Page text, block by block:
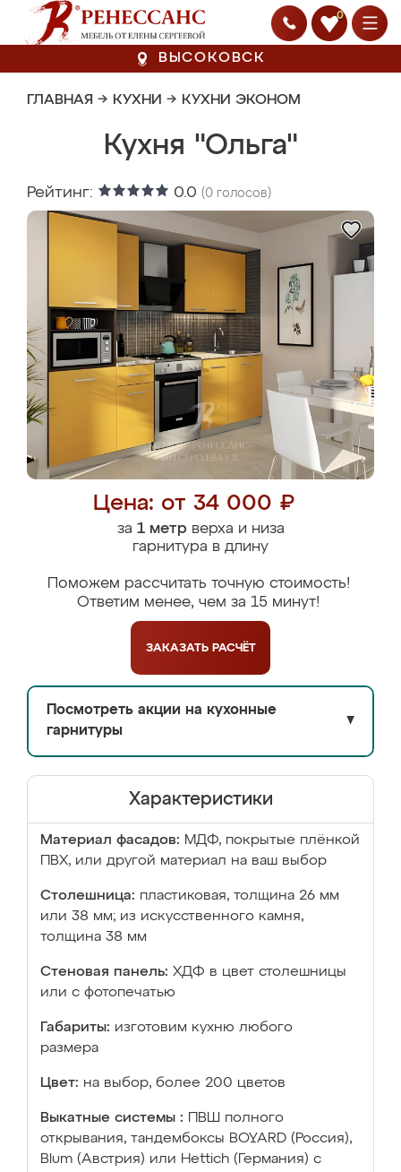
0
ВЫСОКОВСК
ГЛАВНАЯ → КУХНИ → КУХНИ ЭКОНОМ
Кухня "Ольга"
Рейтинг: 0.0 (0 голосов)
Цена: от 34 000 ₽
за 1 метрверха и низа
гарнитура в длину
Поможем рассчитать точную стоимость!
Ответим менее, чем за 15 минут!
ЗАКАЗАТЬ РАСЧЁТ
Посмотреть акции на кухонные
гарнитуры
▼
Характеристики
Материал фасадов: МДФ, покрытые плёнкой
ПВХ, или другой материал на ваш выбор
Столешница: пластиковая, толщина 26 мм
или 38 мм; из искусственного камня,
толщина 38 мм
Стеновая панель: ХДФ в цвет столешницы
или с фотопечатью
Габариты: изготовим кухню любого
размера
Цвет: на выбор, более 200 цветов
Выкатные системы :
ПВШ полного
открывания, тандембоксы BOYARD (Россия),
Blum (Австрия) или Hettich (Германия) с